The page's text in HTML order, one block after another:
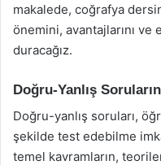
makalede, coğrafya
önemini, avantajlarını ve
duracağız.
Doğru-Yanlış
Doğru-yanlış soruları,
şekilde test edebilme
temel kavramların,